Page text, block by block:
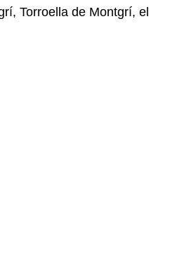
Torroella de Montgrí, el